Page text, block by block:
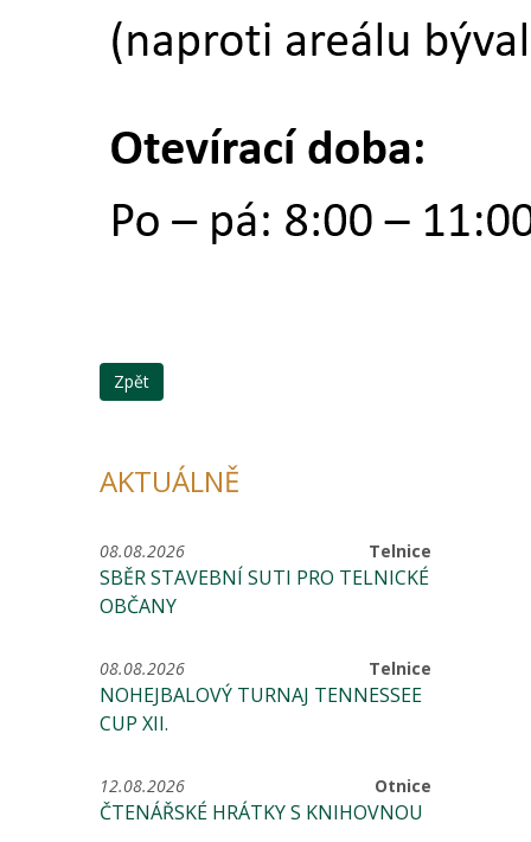
Zpět
AKTUÁLNĚ
Telnice
08.08.2026
SBĚR STAVEBNÍ SUTI PRO TELNICKÉ
OBČANY
Telnice
08.08.2026
NOHEJBALOVÝ TURNAJ TENNESSEE
CUP XII.
Otnice
12.08.2026
ČTENÁŘSKÉ HRÁTKY S KNIHOVNOU